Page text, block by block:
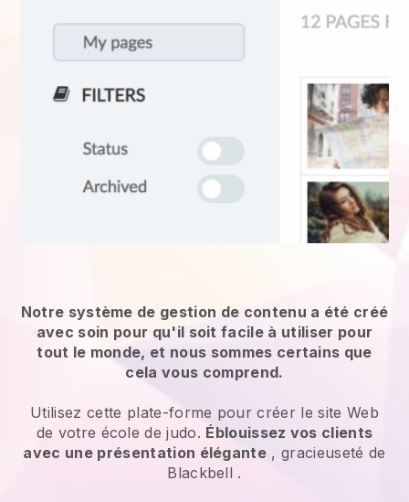
Notre système de gestion de contenu a été créé
avec soin pour qu'il soit facile à utiliser pour
tout le monde, et nous sommes certains que
cela vous comprend.
Utilisez cette plate-forme pour créer le site Web
de votre école de judo. Éblouissez vos clients
avec une présentation élégante , gracieuseté de
Blackbell .